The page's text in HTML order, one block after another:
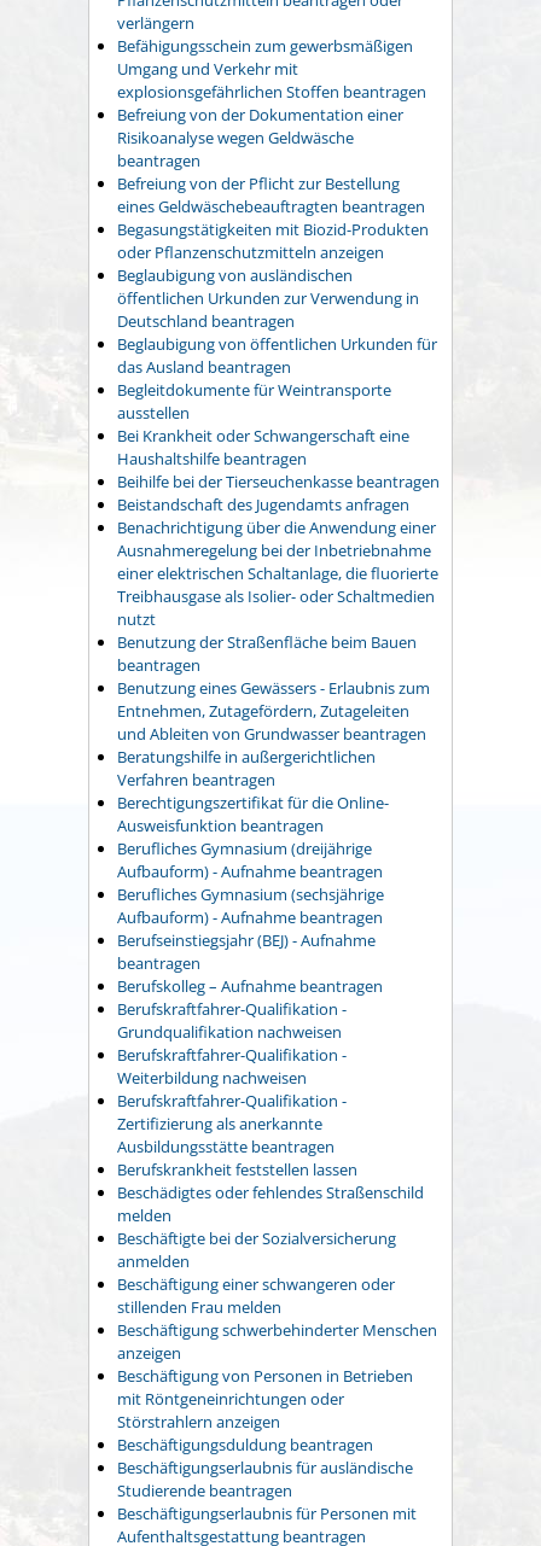
verlängern
Befähigungsschein zum gewerbsmäßigen
Umgang und Verkehr mit
explosionsgefährlichen Stoffen beantragen
Befreiung von der Dokumentation einer
Risikoanalyse wegen Geldwäsche
beantragen
Befreiung von der Pflicht zur Bestellung
eines Geldwäschebeauftragten beantragen
Begasungstätigkeiten mit Biozid-Produkten
oder Pflanzenschutzmitteln anzeigen
Beglaubigung von ausländischen
öffentlichen Urkunden zur Verwendung in
Deutschland beantragen
Beglaubigung von öffentlichen Urkunden für
das Ausland beantragen
Begleitdokumente für Weintransporte
ausstellen
Bei Krankheit oder Schwangerschaft eine
Haushaltshilfe beantragen
Beihilfe bei der Tierseuchenkasse beantragen
Beistandschaft des Jugendamts anfragen
Benachrichtigung über die Anwendung einer
Ausnahmeregelung bei der Inbetriebnahme
einer elektrischen Schaltanlage, die fluorierte
Treibhausgase als Isolier- oder Schaltmedien
nutzt
Benutzung der Straßenfläche beim Bauen
beantragen
Benutzung eines Gewässers - Erlaubnis zum
Entnehmen, Zutagefördern, Zutageleiten
und Ableiten von Grundwasser beantragen
Beratungshilfe in außergerichtlichen
Verfahren beantragen
Berechtigungszertifikat für die Online-
Ausweisfunktion beantragen
Berufliches Gymnasium (dreijährige
Aufbauform) - Aufnahme beantragen
Berufliches Gymnasium (sechsjährige
Aufbauform) - Aufnahme beantragen
Berufseinstiegsjahr (BEJ) - Aufnahme
beantragen
Berufskolleg – Aufnahme beantragen
Berufskraftfahrer-Qualifikation -
Grundqualifikation nachweisen
Berufskraftfahrer-Qualifikation -
Weiterbildung nachweisen
Berufskraftfahrer-Qualifikation -
Zertifizierung als anerkannte
Ausbildungsstätte beantragen
Berufskrankheit feststellen lassen
Beschädigtes oder fehlendes Straßenschild
melden
Beschäftigte bei der Sozialversicherung
anmelden
Beschäftigung einer schwangeren oder
stillenden Frau melden
Beschäftigung schwerbehinderter Menschen
anzeigen
Beschäftigung von Personen in Betrieben
mit Röntgeneinrichtungen oder
Störstrahlern anzeigen
Beschäftigungsduldung beantragen
Beschäftigungserlaubnis für ausländische
Studierende beantragen
Beschäftigungserlaubnis für Personen mit
Aufenthaltsgestattung beantragen